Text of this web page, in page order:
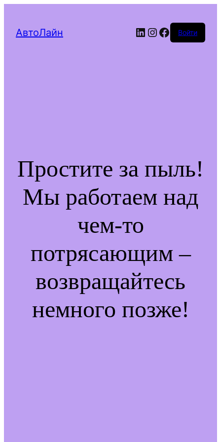
АвтоЛайн LinkedIn
Instagram
Facebook
Войти
Простите за пыль!
Мы работаем над
чем-то
потрясающим –
возвращайтесь
немного позже!